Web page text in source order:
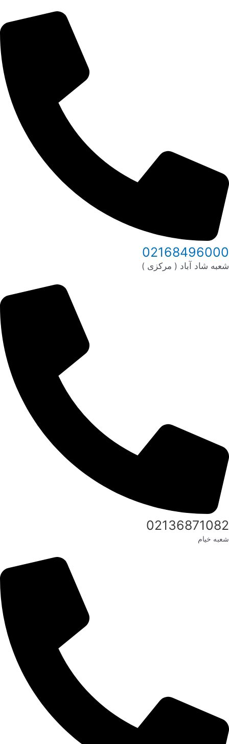
02168496000
شعبه شاد آباد ( مرکزی )
02136871082
شعبه خیام